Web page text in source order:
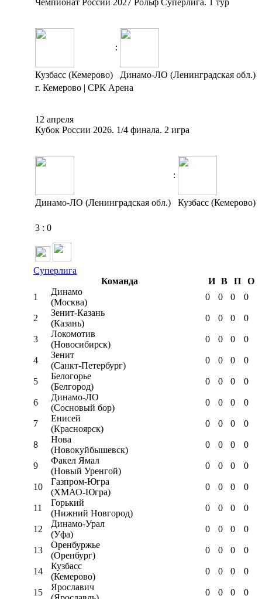
Чемпионат России 2027 Рольф Суперлига. 1 тур
:
Кузбасс (Кемерово)
Динамо-ЛО (Ленинградская обл.)
г. Кемерово | СРК Арена
12 апреля
Кубок России 2026. 1/4 финала. 2 игра
:
Динамо-ЛО (Ленинградская обл.) Кузбасс (Кемерово)
3 : 0
Суперлига
Команда
И В П
О
1
Динамо
(Москва)
0 0 0 0
2
Зенит-Казань
(Казань)
0 0 0 0
3
Локомотив
(Новосибирск)
0 0 0 0
4
Зенит
(Санкт-Петербург)
0 0 0 0
5
Белогорье
(Белгород)
0 0 0 0
6
Динамо-ЛО
(Сосновый бор)
0 0 0 0
7
Енисей
(Красноярск)
0 0 0 0
8
Нова
(Новокуйбышевск)
0 0 0 0
9
Факел Ямал
(Новый Уренгой)
0 0 0 0
10
Газпром-Югра
(ХМАО-Югра)
0 0 0 0
11
Горький
(Нижний Новгород)
0 0 0 0
12
Динамо-Урал
(Уфа)
0 0 0 0
13
Оренбуржье
(Оренбург)
0 0 0 0
14
Кузбасс
(Кемерово)
0 0 0 0
15
Ярославич
0 0 0 0